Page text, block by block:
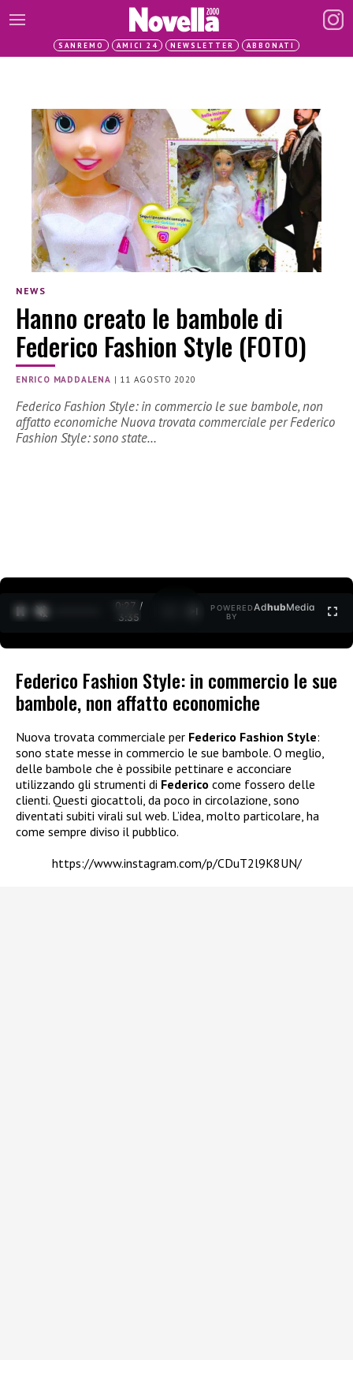
SANREMO AMICI 24 NEWSLETTER ABBONATI
NEWS
Hanno creato le bambole di
Federico Fashion Style (FOTO)
ENRICO MADDALENA | 11 AGOSTO 2020
Federico Fashion Style: in commercio le sue bambole, non
affatto economiche Nuova trovata commerciale per Federico
Fashion Style: sono state…
0:27 /
3:35
POWERED
BY
AdhubMedia
Federico Fashion Style: in commercio le sue
bambole, non affatto economiche
Nuova trovata commerciale per Federico Fashion Style:
sono state messe in commercio le sue bambole. O meglio,
delle bambole che è possibile pettinare e acconciare
utilizzando gli strumenti di Federico come fossero delle
clienti. Questi giocattoli, da poco in circolazione, sono
diventati subiti virali sul web. L’idea, molto particolare, ha
come sempre diviso il pubblico.
https://www.instagram.com/p/CDuT2l9K8UN/